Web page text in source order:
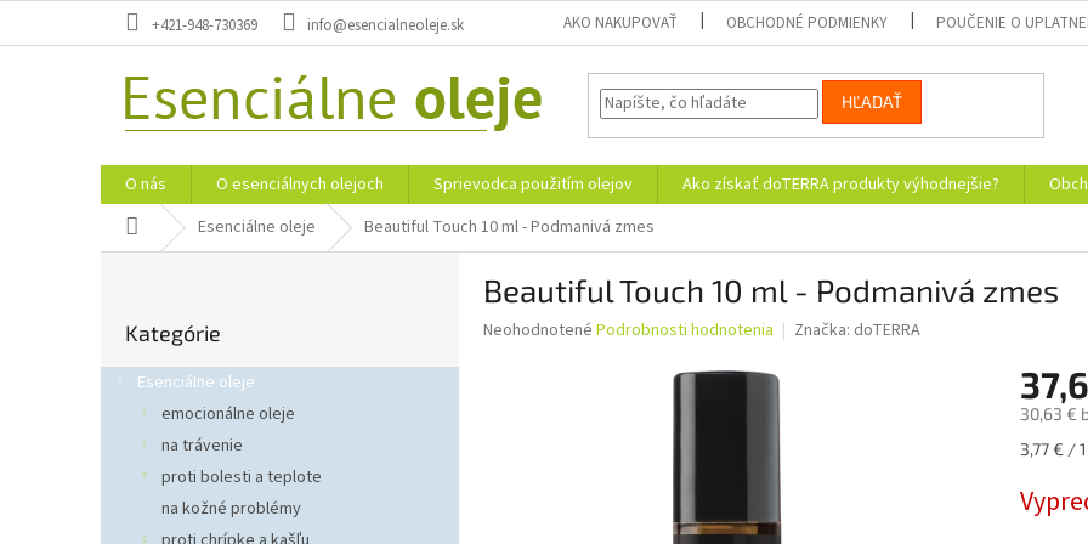
+421-948-730369 info@esencialneoleje.sk AKO NAKUPOVAŤ OBCHODNÉ PODMIENKY POUČENIE O
HĽADAŤ
O nás O esenciálnych olejoch Sprievodca použitím olejov Ako získať doTERRA produkty výhodnejšie?
DomovEsenciálne oleje Beautiful Touch 10 ml - Podmanivá zmes
ý
kategórie
Kategórie
Esenciálne oleje
emocionálne oleje
na trávenie
proti bolesti a teplote
na kožné problémy
Beautiful Touch 10 ml - Podmanivá zmes
Priemerné
Neohodnotené Podrobnosti hodnotenia Značka: doTERRA
30,63 €
3,77 € /